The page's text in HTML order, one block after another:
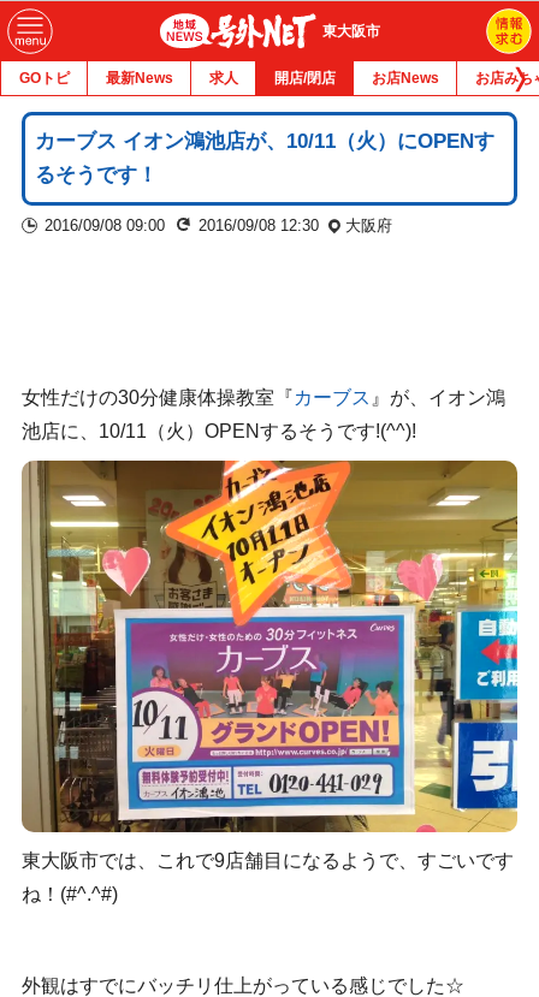
東大阪市
GOトピ 最新News 求人 開店/閉店 お店News お店みち
カーブス イオン鴻池店が、10/11（火）にOPENす
るそうです！
2016/09/08 09:00 2016/09/08 12:30 大阪府
女性だけの30分健康体操教室『カーブス 』が、イオン鴻
池店に、10/11（火）OPENするそうです!(^^)!
東大阪市では、これで9店舗目になるようで、すごいです
ね！(#^.^#)
外観はすでにバッチリ仕上がっている感じでした☆